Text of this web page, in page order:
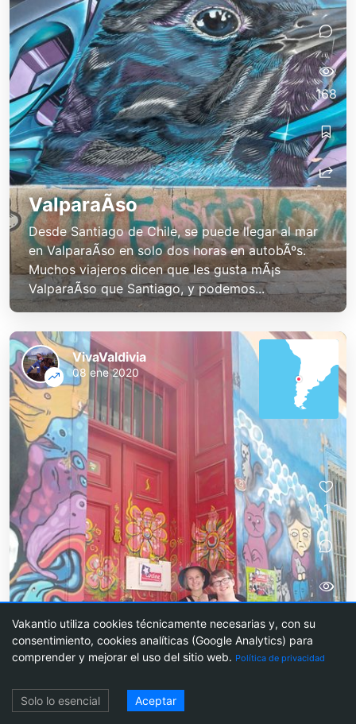
ValparaÃ­so
Desde Santiago de Chile, se puede llegar al mar
en ValparaÃ­so en solo dos horas en autobÃºs.
Muchos viajeros dicen que les gusta mÃ¡s
ValparaÃ­so que Santiago, y podemos...
168
Silvester en Chile con chilenos
VivaValdivia
08 ene 2020
1
668
Vakantio utiliza cookies técnicamente necesarias y, con su
consentimiento, cookies analíticas (Google Analytics) para
comprender y mejorar el uso del sitio web. Política de privacidad
Solo lo esencial Aceptar